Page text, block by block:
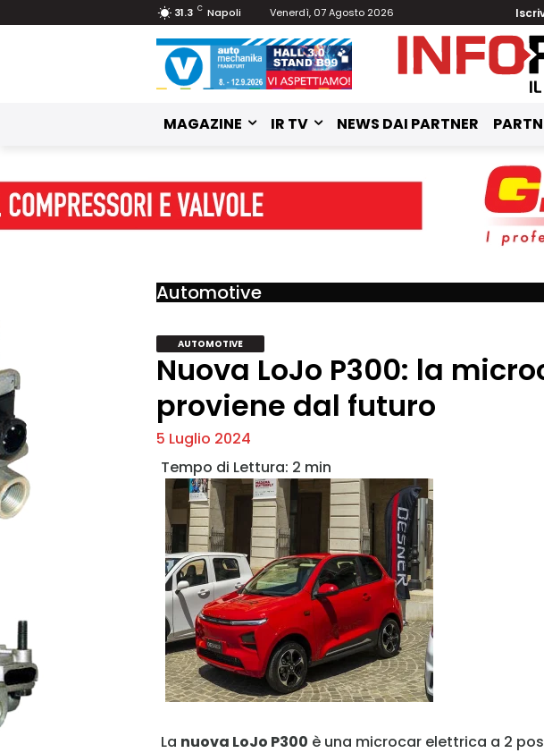
31.3 C Napoli Venerdì, 07 Agosto 2026
MAGAZINE IR TV NEWS DAI PARTNER
Automotive
AUTOMOTIVE
Nuova LoJo P300: la
proviene dal futuro
5 Luglio 2024
La nuova LoJo P300 è una microcar elettrica a 2